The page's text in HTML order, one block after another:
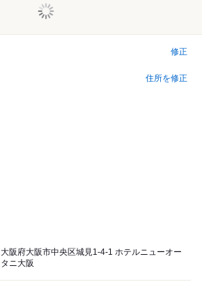
修正
住所を修正
大阪府大阪市中央区城見1-4-1 ホテルニューオー
タニ大阪